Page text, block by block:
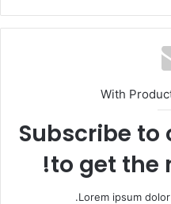
With
Subscribe
to get the
Lorem ipsum